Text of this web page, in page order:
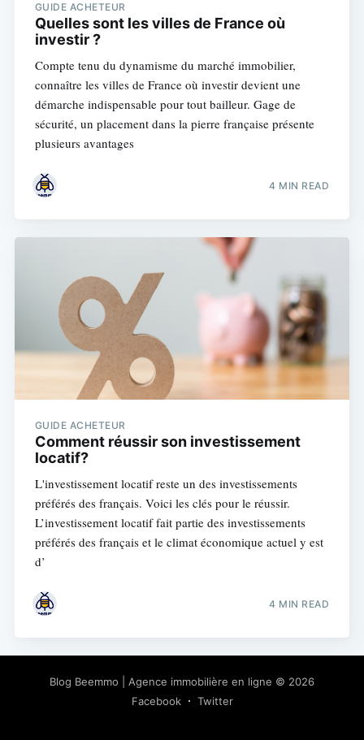
GUIDE ACHETEUR
Quelles sont les villes de France où
investir ?
Compte tenu du dynamisme du marché immobilier,
connaître les villes de France où investir devient une
démarche indispensable pour tout bailleur. Gage de
sécurité, un placement dans la pierre française présente
plusieurs avantages
4 MIN READ
GUIDE ACHETEUR
Comment réussir son investissement
locatif?
L'investissement locatif reste un des investissements
préférés des français. Voici les clés pour le réussir.
L’investissement locatif fait partie des investissements
préférés des français et le climat économique actuel y est
d’
4 MIN READ
Blog Beemmo | Agence immobilière en ligne © 2026
Facebook
Twitter